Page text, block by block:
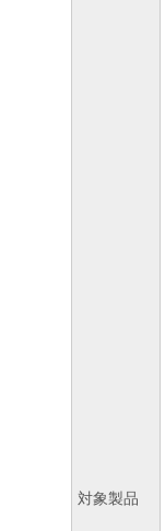
対象製品